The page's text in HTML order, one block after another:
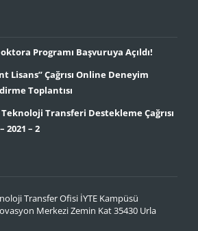
Programı Başvuruya Açıldı!
Lisans” Çağrısı Online Deneyim
Toplantısı
Transferi Destekleme Çağrısı
2021 – 2
Transfer Ofisi İYTE Kampüsü
Merkezi Zemin Kat 35430 Urla